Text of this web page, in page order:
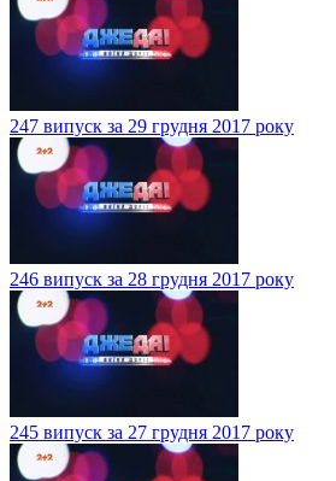
247 випуск за 29 грудня 2017 року
246 випуск за 28 грудня 2017 року
245 випуск за 27 грудня 2017 року